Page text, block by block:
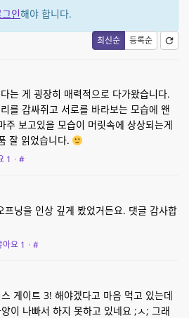
인해야 합니다.
최신순 등록순
는 게 굉장히 매력적으로 다가왔습니다.
를 감싸쥐고 서로를 바라보는 모습에 왠
주 보고있을 모습이 머릿속에 상상되는게
잘 읽었습니다.
1 · #
프닝을 인상 깊게 봤었거든요. 댓글 감사합
아요 1 · #
게이트 3! 해야겠다고 마음 먹고 있는데
이 나빠서 하지 못하고 있네요 ;ㅅ; 그래